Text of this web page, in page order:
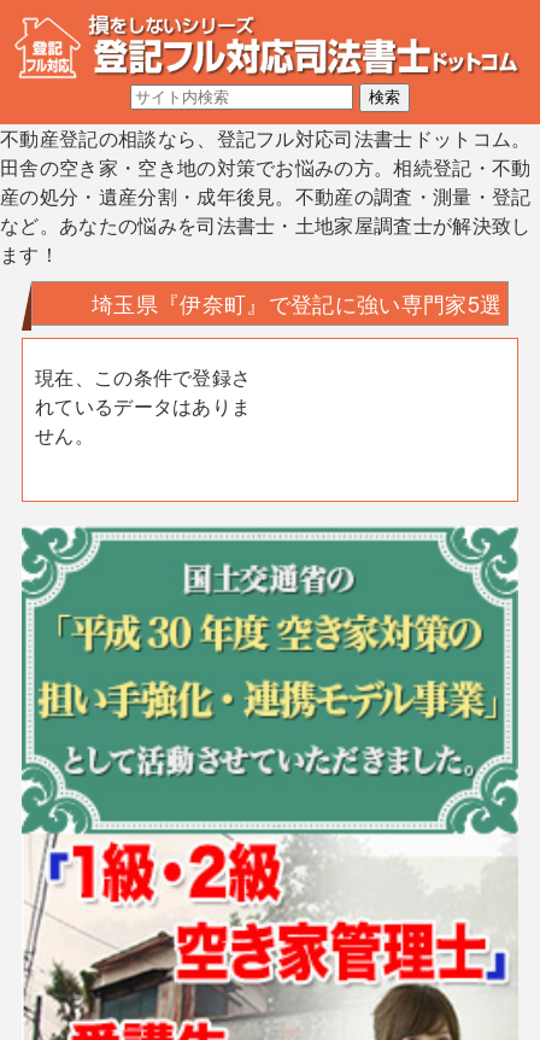
不動産登記の相談なら、登記フル対応司法書士ドットコム。
田舎の空き家・空き地の対策でお悩みの方。相続登記・不動
産の処分・遺産分割・成年後見。不動産の調査・測量・登記
など。あなたの悩みを司法書士・土地家屋調査士が解決致し
ます！
埼玉県『伊奈町』で登記に強い専門家5選
現在、この条件で登録さ
れているデータはありま
せん。